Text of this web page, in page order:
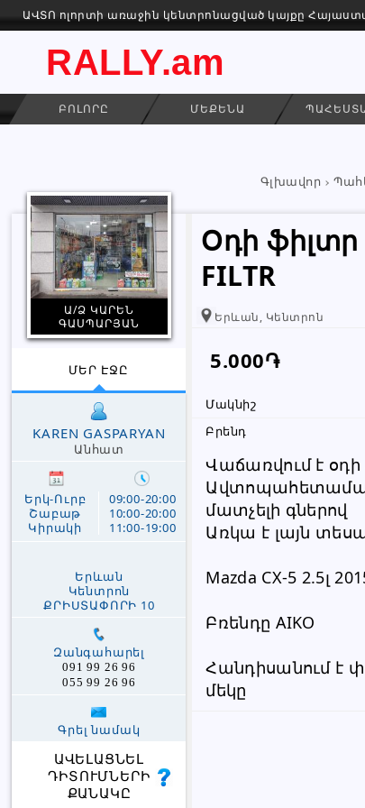
ԱՎՏՈ ոլորտի առաջին կենտրոնացված կայքը
RALLY.am
ԲՈԼՈՐԸ ՄԵՔԵՆԱ
Գլխավոր
Օդի ֆիլտր
FILTR
Երևան, Կենտրոն
5.000֏
Մակնիշ
Բրենդ
Վաճառվում է օդի
մատչելի գներով
Առկա է լայն
Mazda CX-5 2.5լ
Բռենդը AIKO
Հանդիսանում է
մեկը
Ա/Ձ ԿԱՐԵՆ
ԳԱՍՊԱՐՅԱՆ
ՄԵՐ ԷՋԸ
KAREN GASPARYAN
Անհատ
Երկ-Ուրբ
Շաբաթ
Կիրակի
09:00-20:00
10:00-20:00
11:00-19:00
Երևան
Կենտրոն
ՔՐԻՍՏԱՓՈՐԻ 10
Զանգահարել
091 99 26 96
055 99 26 96
Գրել նամակ
ԱՎԵԼԱՑՆԵԼ
ԴԻՏՈՒՄՆԵՐԻ
ՔԱՆԱԿԸ